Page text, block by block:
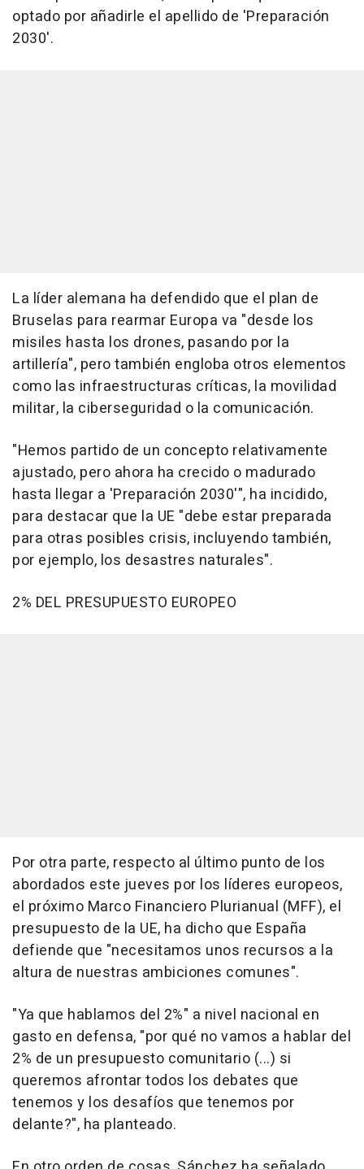
optado por añadirle el apellido de 'Preparación
2030'.
La líder alemana ha defendido que el plan de
Bruselas para rearmar Europa va "desde los
misiles hasta los drones, pasando por la
artillería", pero también engloba otros elementos
como las infraestructuras críticas, la movilidad
militar, la ciberseguridad o la comunicación.
"Hemos partido de un concepto relativamente
ajustado, pero ahora ha crecido o madurado
hasta llegar a 'Preparación 2030'", ha incidido,
para destacar que la UE "debe estar preparada
para otras posibles crisis, incluyendo también,
por ejemplo, los desastres naturales".
2% DEL PRESUPUESTO EUROPEO
Por otra parte, respecto al último punto de los
abordados este jueves por los líderes europeos,
el próximo Marco Financiero Plurianual (MFF), el
presupuesto de la UE, ha dicho que España
defiende que "necesitamos unos recursos a la
altura de nuestras ambiciones comunes".
"Ya que hablamos del 2%" a nivel nacional en
gasto en defensa, "por qué no vamos a hablar del
2% de un presupuesto comunitario (...) si
queremos afrontar todos los debates que
tenemos y los desafíos que tenemos por
delante?", ha planteado.